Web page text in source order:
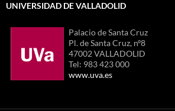
UNIVERSIDAD DE VALLADOLID
Palacio de Santa Cruz
Pl. de Santa Cruz, nº8
47002 VALLADOLID
Tel: 983 423 000
www.uva.es